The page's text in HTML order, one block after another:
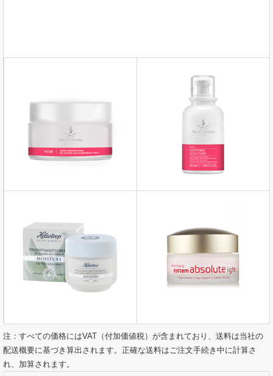
TAUTROPFEN TAUTROPFEN
HELIOTROP ANNEMARIE-BÖRLIND
注：すべての価格にはVAT（付加価値税）が含まれており、送料は当社の
配送概要に基づき算出されます。正確な送料はご注文手続き中に計算さ
れ、加算されます。